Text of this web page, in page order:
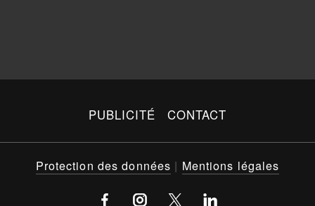
PUBLICITÉ CONTACT
Protection des données | Mentions légales